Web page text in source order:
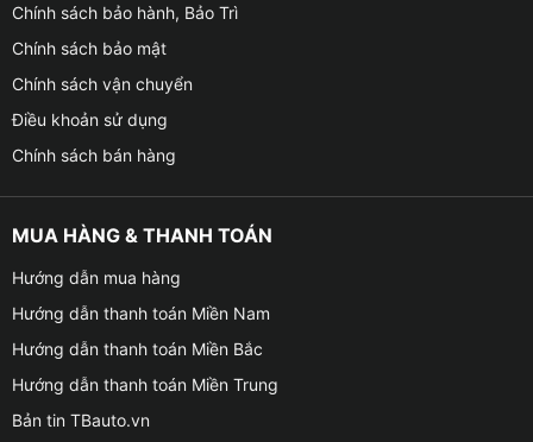
gồm:
– Sợi quang: Có nhiệm vụ dẫn sáng ra các vị trí yêu
cầu đã được lắp đặt chiếu sáng.
– Modum điều khiển được tích hợp đèn led: Có khả
năng điều khiển hoạt động của ánh sáng (cụ thể như
đổi màu đèn, đèn nhấp nháy theo nhạc, thời gian sao
– Sản phẩm có thể tùy chọn đổi màu qua Bluetooth với
nhiều màu đa dạng hoặc điều khiển đổi chế độ màu
✪Nguyên lý hoạt động của sản phẩm trần sao:
Chính sách bảo hành, Bảo Trì
Chính sách bảo mật
Chính sách vận chuyển
Điều khoản sử dụng
Chính sách bán hàng
MUA HÀNG & THANH TOÁN
Hướng dẫn mua hàng
Hướng dẫn thanh toán Miền Nam
Hướng dẫn thanh toán Miền Bắc
Hướng dẫn thanh toán Miền Trung
Bản tin TBauto.vn